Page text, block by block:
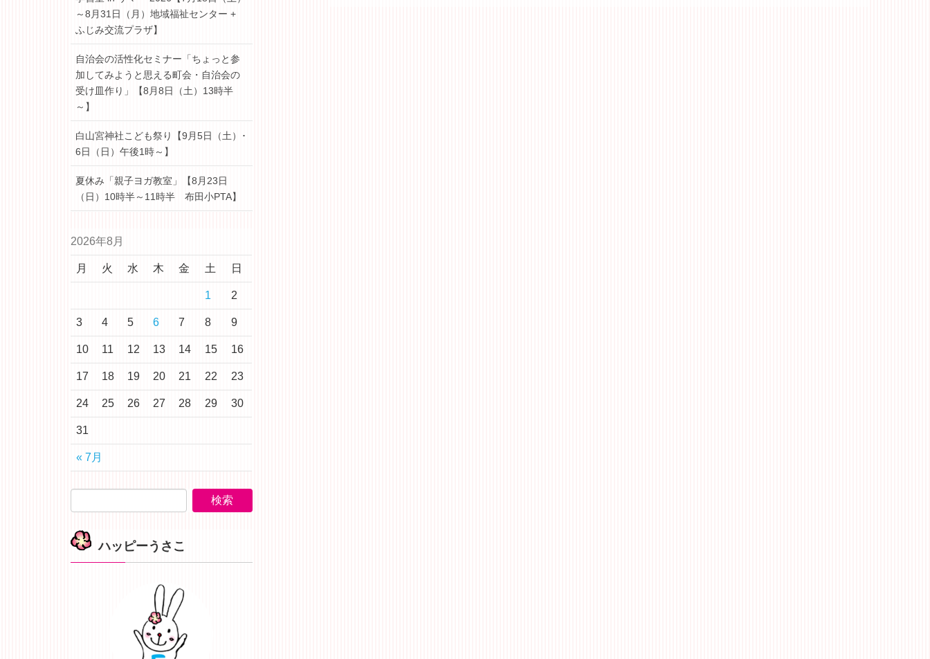
～8月31日（月）地域福祉センター +
ふじみ交流プラザ】
自治会の活性化セミナー「ちょっと参
加してみようと思える町会・自治会の
受け皿作り」【8月8日（土）13時半
～】
白山宮神社こども祭り【9月5日（土）･
6日（日）午後1時～】
夏休み「親子ヨガ教室」【8月23日
（日）10時半～11時半 布田小PTA】
2026年8月
月 火 水 木 金 土 日
« 7月
1 2
3 4 5 6 7 8 9
10 11 12 13 14 15 16
17 18 19 20 21 22 23
24 25 26 27 28 29 30
31
ハッピーうさこ